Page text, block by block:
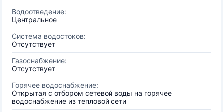
Водоотведение:
Центральное
Система водостоков:
Отсутствует
Газоснабжение:
Отсутствует
Горячее водоснабжение:
Открытая с отбором сетевой воды на горячее
водоснабжение из тепловой сети